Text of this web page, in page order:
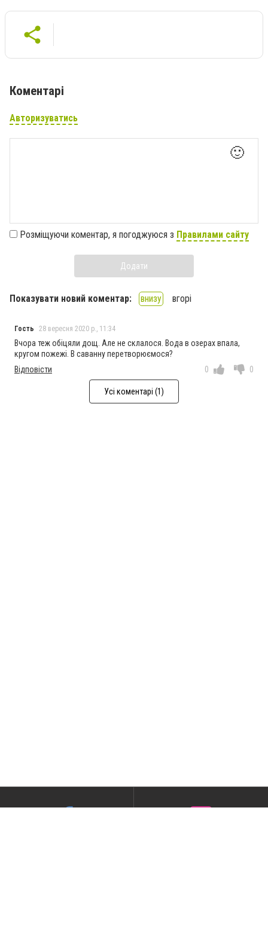
Коментарі
Авторизуватись
🙂
Розміщуючи коментар, я погоджуюся з Правилами сайту
Додати
Показувати новий коментар: внизу вгорі
Гость 28 вересня 2020 р., 11:34
Вчора теж обіцяли дощ. Але не склалося. Вода в озерах впала,
кругом пожежі. В саванну перетворюємося?
Відповісти
0 0
Усі коментарі (1)